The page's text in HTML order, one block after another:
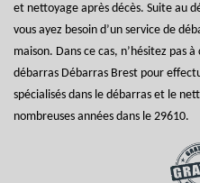
et nettoyage après décès. Suite au
vous ayez besoin d’un service de
maison. Dans ce cas, n’hésitez pas
débarras Débarras Brest pour
spécialisés dans le débarras et le
nombreuses années dans le 29610.